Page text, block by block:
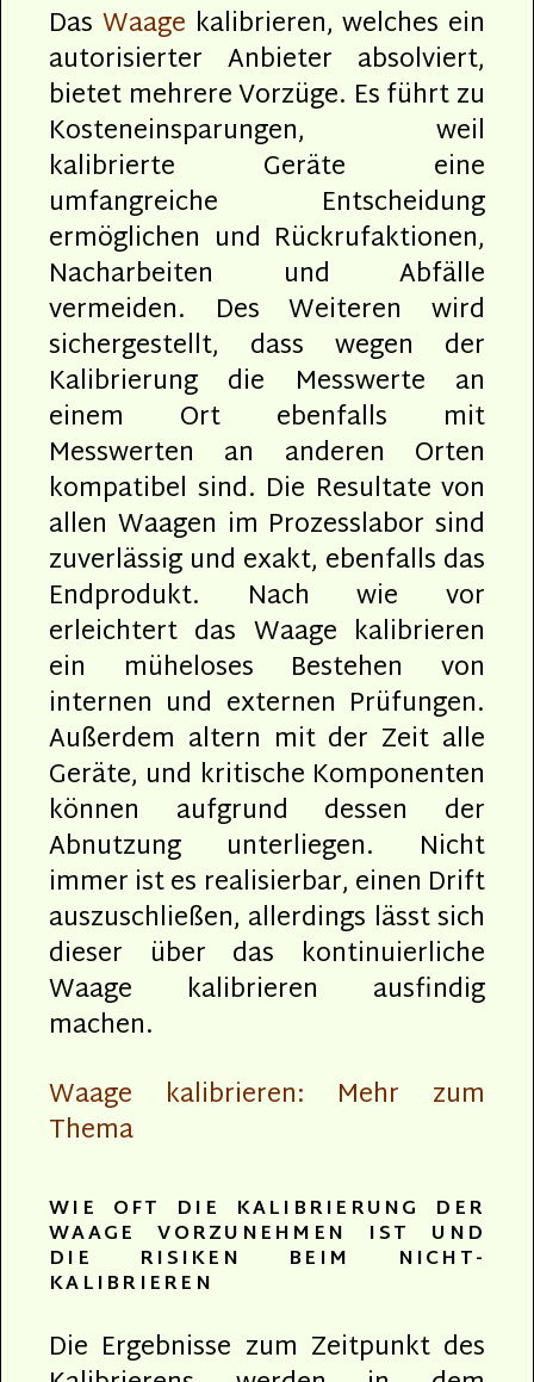
Das Waage kalibrieren, welches ein
autorisierter Anbieter absolviert,
bietet mehrere Vorzüge. Es führt zu
Kosteneinsparungen, weil
kalibrierte Geräte eine
umfangreiche Entscheidung
ermöglichen und Rückrufaktionen,
Nacharbeiten und Abfälle
vermeiden. Des Weiteren wird
sichergestellt, dass wegen der
Kalibrierung die Messwerte an
einem Ort ebenfalls mit
Messwerten an anderen Orten
kompatibel sind. Die Resultate von
allen Waagen im Prozesslabor sind
zuverlässig und exakt, ebenfalls das
Endprodukt. Nach wie vor
erleichtert das Waage kalibrieren
ein müheloses Bestehen von
internen und externen Prüfungen.
Außerdem altern mit der Zeit alle
Geräte, und kritische Komponenten
können aufgrund dessen der
Abnutzung unterliegen. Nicht
immer ist es realisierbar, einen Drift
auszuschließen, allerdings lässt sich
dieser über das kontinuierliche
Waage kalibrieren ausfindig
machen.
Waage kalibrieren: Mehr zum
Thema
WIE OFT DIE KALIBRIERUNG DER
WAAGE VORZUNEHMEN IST UND
DIE RISIKEN BEIM NICHT-
KALIBRIEREN
Die Ergebnisse zum Zeitpunkt des